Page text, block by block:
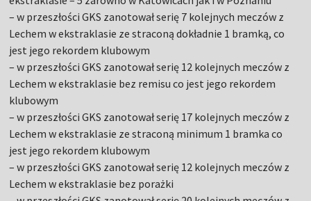
– w przeszłości GKS zanotował serię 7 kolejnych meczów z
Lechem w ekstraklasie ze straconą dokładnie 1 bramką, co
jest jego rekordem klubowym
– w przeszłości GKS zanotował serię 12 kolejnych meczów z
Lechem w ekstraklasie bez remisu co jest jego rekordem
klubowym
– w przeszłości GKS zanotował serię 17 kolejnych meczów z
Lechem w ekstraklasie ze straconą minimum 1 bramka co
jest jego rekordem klubowym
– w przeszłości GKS zanotował serię 12 kolejnych meczów z
Lechem w ekstraklasie bez porażki